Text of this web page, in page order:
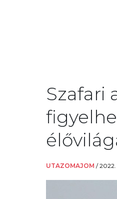
Szafari
UTAZOMAJOM /2022.